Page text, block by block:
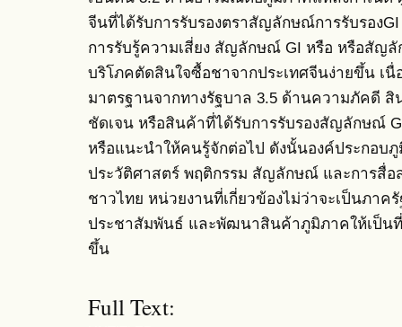
จีนที่ได้รับการรับรองตราสัญลักษณ์การรับรอง
การรับรู้ความเสี่ยง สัญลักษณ์ GI หรือ หรือสัญ
บริโภคตัดสินใจซื้อชาจากประเทศจีนง่ายขึ้น เนื่
มาตรฐานจากทางรัฐบาล 3.5 ด้านความภัคดี
ชัดเจน หรือสินค้าที่ได้รับการรับรองสัญลักษณ์
หรือแนะนำให้คนรู้จักต่อไป ดังนั้นองค์ประกอบ
ประวัติศาสตร์ พฤติกรรม สัญลักษณ์ และการสื่อ
ชาวไทย หน่วยงานที่เกี่ยวข้องไม่ว่าจะเป็นภาค
ประชาสัมพันธ์ และพัฒนาสินค้าภูมิภาคให้เป็นที่
ขึ้น
Full Text: